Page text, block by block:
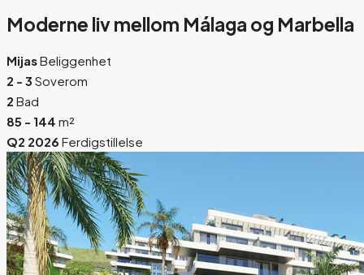
Moderne liv mellom Málaga og Marbella
MijasBeliggenhet
2 - 3 Soverom
2 Bad
85 - 144 m²
Q2 2026 Ferdigstillelse